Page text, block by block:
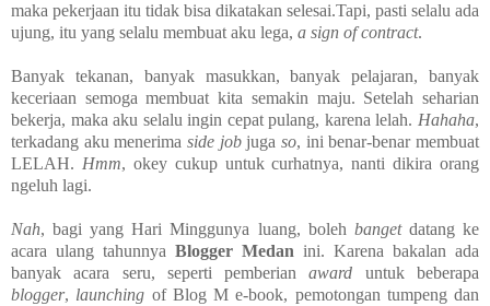
maka pekerjaan itu tidak bisa dikatakan selesai.Tapi, pasti selalu ada
ujung, itu yang selalu membuat aku lega, a sign of contract.
Banyak tekanan, banyak masukkan, banyak pelajaran, banyak
keceriaan semoga membuat kita semakin maju. Setelah seharian
bekerja, maka aku selalu ingin cepat pulang, karena lelah. Hahaha,
terkadang aku menerima side jobjugaso, ini benar-benar membuat
LELAH. Hmm, okey cukup untuk curhatnya, nanti dikira orang
ngeluh lagi.
Nah, bagi yang Hari Minggunya luang, boleh bangetdatang ke
acara ulang tahunnya Blogger Medan ini. Karena bakalan ada
banyak acara seru, seperti pemberianaward untuk beberapa
blogger, launching of Blog M e-book, pemotongan tumpeng dan